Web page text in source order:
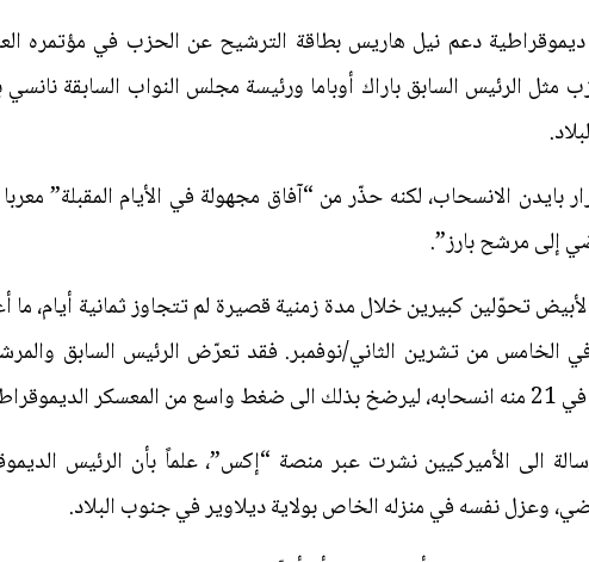
دعم نيل هاريس بطاقة الترشيح عن الحزب في مؤتمره
الرئيس السابق باراك أوباما ورئيسة مجلس النواب السابقة
بايدن الانسحاب، لكنه حذّر من “آفاق مجهولة في الأيام المقبلة”
إلى مرشح بارز”.
تحوّلين كبيرين خلال مدة زمنية قصيرة لم تتجاوز ثمانية أيام، ما
نفسه.
الى الأميركيين نشرت عبر منصة “إكس”، علماً بأن الرئيس